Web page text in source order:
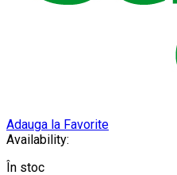
Adauga la Favorite
Availability:
În stoc